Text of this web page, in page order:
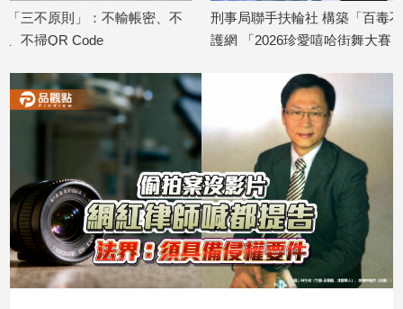
追
生
活
築/
室
內
設
旅
不
刑事局聯手扶輪社 構築「百毒不侵」防
護網 「2026珍愛嘻哈街舞大賽」活動致
2026/07/31
破億洗錢水房
團金流 負責人